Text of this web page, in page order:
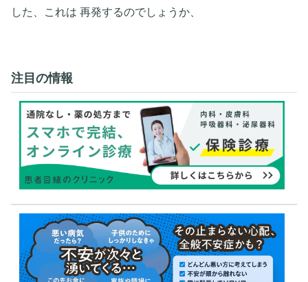
した、これは 再発するのでしょうか、
注目の情報